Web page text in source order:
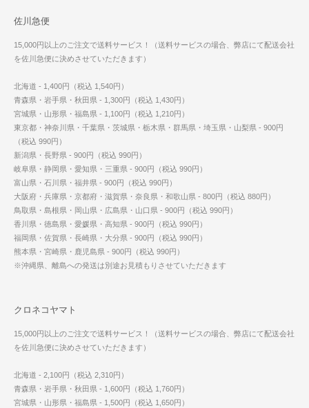
佐川急便
15,000円以上のご注文で送料サービス！（送料サービスの場合、弊店にて配送会社
を佐川急便に決めさせていただきます）
北海道 - 1,400円（税込 1,540円）
青森県・岩手県・秋田県 - 1,300円（税込 1,430円）
宮城県・山形県・福島県 - 1,100円（税込 1,210円）
東京都・神奈川県・千葉県・茨城県・栃木県・群馬県・埼玉県・山梨県 - 900円
（税込 990円）
新潟県・長野県 - 900円（税込 990円）
岐阜県・静岡県・愛知県・三重県 - 900円（税込 990円）
富山県・石川県・福井県 - 900円（税込 990円）
大阪府・兵庫県・京都府・滋賀県・奈良県・和歌山県 - 800円（税込 880円）
鳥取県・島根県・岡山県・広島県・山口県 - 900円（税込 990円）
香川県・徳島県・愛媛県・高知県 - 900円（税込 990円）
福岡県・佐賀県・長崎県・大分県 - 900円（税込 990円）
熊本県・宮崎県・鹿児島県 - 900円（税込 990円）
※沖縄県、離島への発送は別途お見積もりさせていただきます
クロネコヤマト
15,000円以上のご注文で送料サービス！（送料サービスの場合、弊店にて配送会社
を佐川急便に決めさせていただきます）
北海道 - 2,100円（税込 2,310円）
青森県・岩手県・秋田県 - 1,600円（税込 1,760円）
宮城県・山形県・福島県 - 1,500円（税込 1,650円）